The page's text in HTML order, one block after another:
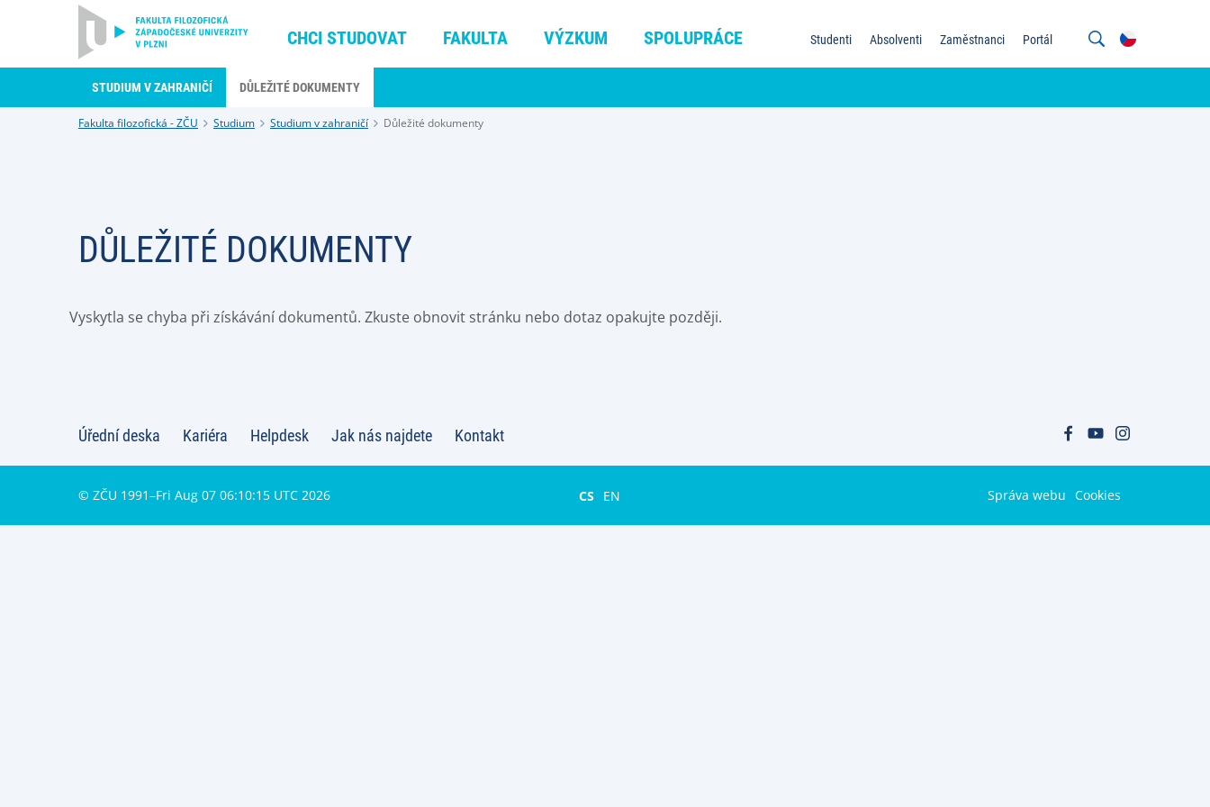
CHCI STUDOVAT FAKULTA VÝZKUM SPOLUPRÁCE Studenti Absolventi Zaměstnanci Portál
STUDIUM V ZAHRANIČÍ DŮLEŽITÉ DOKUMENTY
Fakulta filozofická - ZČU Studium Studium v zahraničí Důležité dokumenty
DŮLEŽITÉ DOKUMENTY
Vyskytla se chyba při získávání dokumentů. Zkuste obnovit stránku nebo dotaz opakujte později.
Úřední deska Kariéra Helpdesk Jak nás najdete Kontakt
© ZČU 1991–Fri Aug 07 06:10:15 UTC 2026 CS EN Správa webu Cookies